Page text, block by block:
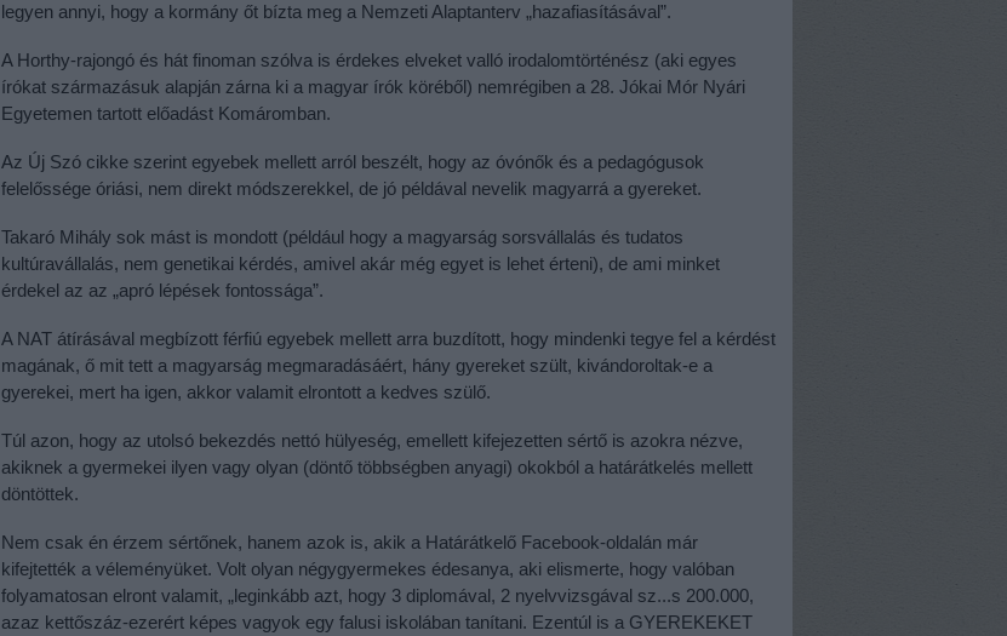
legyen annyi, hogy a kormány őt bízta meg a Nemzeti Alaptanterv „hazafiasításával”.
A Horthy-rajongó és hát finoman szólva is érdekes elveket valló irodalomtörténész (aki egyes
írókat származásuk alapján zárna ki a magyar írók köréből) nemrégiben a 28. Jókai Mór Nyári
Egyetemen tartott előadást Komáromban.
Az Új Szó cikke szerint egyebek mellett arról beszélt, hogy az óvónők és a pedagógusok
felelőssége óriási, nem direkt módszerekkel, de jó példával nevelik magyarrá a gyereket.
Takaró Mihály sok mást is mondott (például hogy a magyarság sorsvállalás és tudatos
kultúravállalás, nem genetikai kérdés, amivel akár még egyet is lehet érteni), de ami minket
érdekel az az „apró lépések fontossága”.
A NAT átírásával megbízott férfiú egyebek mellett arra buzdított, hogy mindenki tegye fel a kérdést
magának, ő mit tett a magyarság megmaradásáért, hány gyereket szült, kivándoroltak-e a
gyerekei, mert ha igen, akkor valamit elrontott a kedves szülő.
Túl azon, hogy az utolsó bekezdés nettó hülyeség, emellett kifejezetten sértő is azokra nézve,
akiknek a gyermekei ilyen vagy olyan (döntő többségben anyagi) okokból a határátkelés mellett
döntöttek.
Nem csak én érzem sértőnek, hanem azok is, akik a Határátkelő Facebook-oldalán már
kifejtették a véleményüket. Volt olyan négygyermekes édesanya, aki elismerte, hogy valóban
folyamatosan elront valamit, „leginkább azt, hogy 3 diplomával, 2 nyelvvizsgával sz...s 200.000,
azaz kettőszáz-ezerért képes vagyok egy falusi iskolában tanítani. Ezentúl is a GYEREKEKET